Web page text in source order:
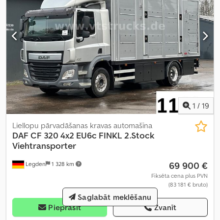
1 / 19
Legden 1 328 km
Liellopu pārvadāšanas kravas automašīna
DAF CF 320 4x2 EU6c FINKL 2.Stock
Viehtransporter
69 900 €
Fiksēta cena plus PVN
(83 181 € bruto)
Pieprasīt Zvanīt
Saglabāt meklēšanu